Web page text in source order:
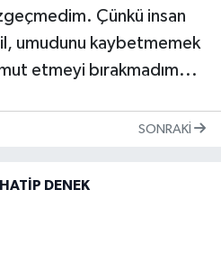
Çünkü insan
umudunu kaybetmemek
etmeyi bırakmadım...
SONRAKI
DENEK